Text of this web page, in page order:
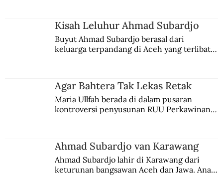
Kisah Leluhur Ahmad Subardjo
Buyut Ahmad Subardjo berasal dari
keluarga terpandang di Aceh yang terlibat
Agar Bahtera Tak Lekas Retak
Maria Ullfah berada di dalam pusaran
kontroversi penyusunan RUU Perkawinan.
Ahmad Subardjo van Karawang
Ahmad Subardjo lahir di Karawang dari
keturunan bangsawan Aceh dan Jawa. Anak